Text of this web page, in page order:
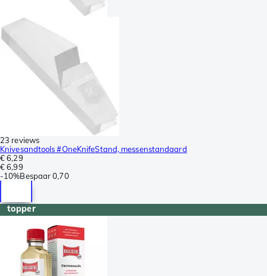
23 reviews
Knivesandtools #OneKnifeStand, messenstandaard
€ 6,29
€ 6,99
-10%Bespaar 0,70
topper